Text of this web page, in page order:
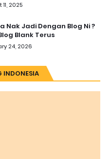
2025
Nak Jadi Dengan Blog Ni ?
Blank Terus
24, 2026
INDONESIA